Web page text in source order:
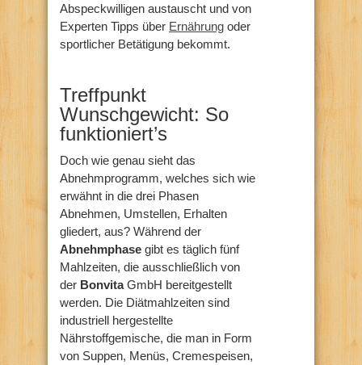
Abspeckwilligen austauscht und von
Experten Tipps über Ernährung oder
sportlicher Betätigung bekommt.
Treffpunkt
Wunschgewicht: So
funktioniert’s
Doch wie genau sieht das
Abnehmprogramm, welches sich wie
erwähnt in die drei Phasen
Abnehmen, Umstellen, Erhalten
gliedert, aus? Während der
Abnehmphase gibt es täglich fünf
Mahlzeiten, die ausschließlich von
der BonvitaGmbH bereitgestellt
werden. Die Diätmahlzeiten sind
industriell hergestellte
Nährstoffgemische, die man in Form
von Suppen, Menüs, Cremespeisen,